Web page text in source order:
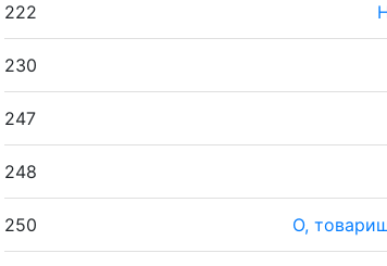
222
230
247
248
250 О,